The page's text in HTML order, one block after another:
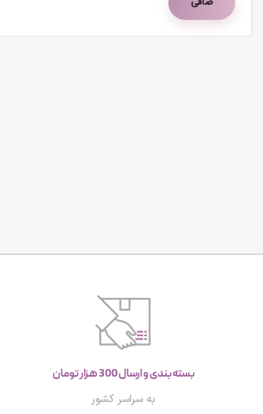
صافی
بسته بندی و ارسال 300 هزار تومان
به سراسر کشور